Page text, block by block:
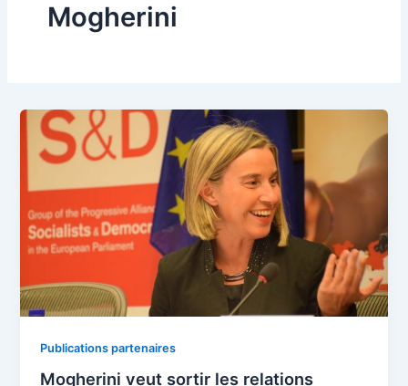
Mogherini
Publications partenaires
Mogherini veut sortir les relations